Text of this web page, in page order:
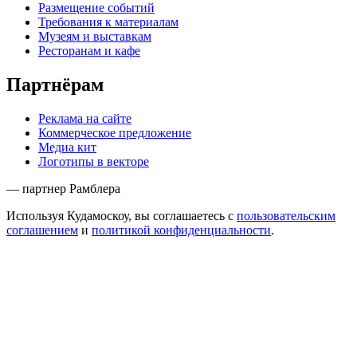
Размещение событий
Требования к материалам
Музеям и выставкам
Ресторанам и кафе
Партнёрам
Реклама на сайте
Коммерческое предложение
Медиа кит
Логотипы в векторе
— партнер Рамблера
Используя Кудамоскоу, вы соглашаетесь с пользовательским
соглашением и политикой конфиденциальности.